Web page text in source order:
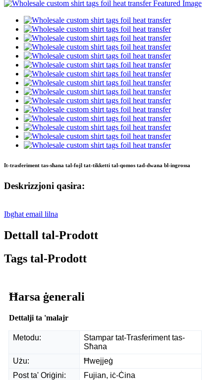
It-trasferiment tas-sħana tal-fojl tat-tikketti tal-qomos tad-dwana bl-ingrossa
Deskrizzjoni qasira:
Ibgħat email lilna
Dettall tal-Prodott
Tags tal-Prodott
Ħarsa ġenerali
Dettalji ta 'malajr
Metodu:
Stampar tat-Trasferiment tas-
Sħana
Użu:
Ħwejjeġ
Post ta' Oriġini:
Fujian, iċ-Ċina